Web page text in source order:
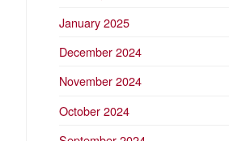
January 2025
December 2024
November 2024
October 2024